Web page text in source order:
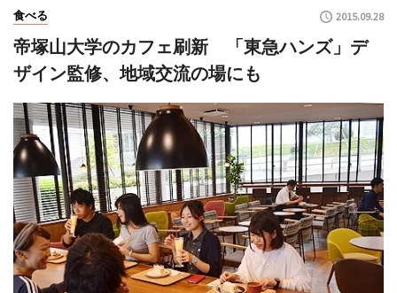
食べる 2015.09.28
帝塚山大学のカフェ刷新 「東急ハンズ」デ
ザイン監修、地域交流の場にも